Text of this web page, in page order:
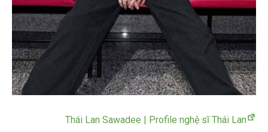
Thái Lan Sawadee | Profile nghệ sĩ Thái Lan